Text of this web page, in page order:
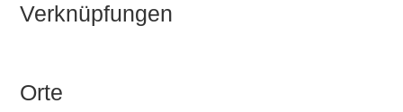
Verknüpfungen
Orte